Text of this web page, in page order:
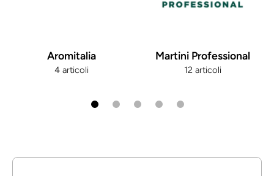
Aromitalia
4 articoli
Martini Professional
12 articoli